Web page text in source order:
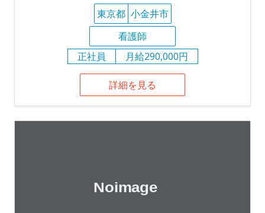
東京都 小金井市
看護師
正社員
月給290,000円
詳細を見る